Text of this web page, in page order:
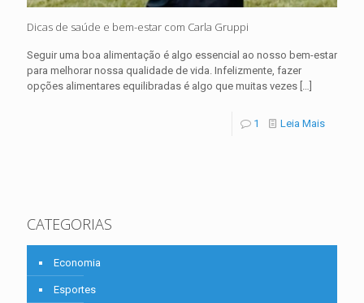
Dicas de saúde e bem-estar com Carla Gruppi
Seguir uma boa alimentação é algo essencial ao nosso bem-estar
para melhorar nossa qualidade de vida. Infelizmente, fazer
opções alimentares equilibradas é algo que muitas vezes […]
1 Leia Mais
CATEGORIAS
Economia
Esportes